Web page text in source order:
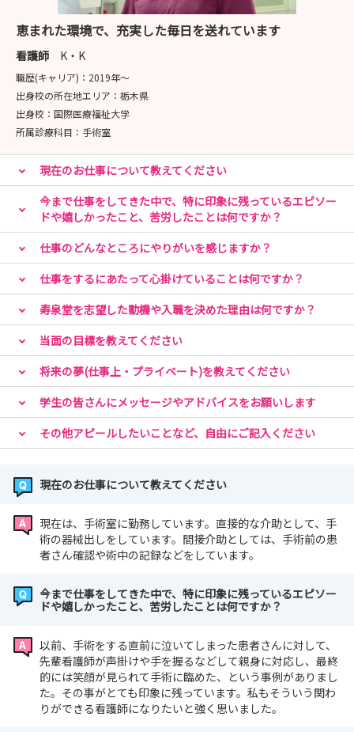
恵まれた環境で、充実した毎日を送れています
看護師 K・K
職歴(キャリア)： 2019年〜
出身校の所在地エリア： 栃木県
出身校： 国際医療福祉大学
所属診療科目： 手術室
現在のお仕事について教えてください
今まで仕事をしてきた中で、特に印象に残っているエピソー
ドや嬉しかったこと、苦労したことは何ですか？
仕事のどんなところにやりがいを感じますか？
仕事をするにあたって心掛けていることは何ですか？
寿泉堂を志望した動機や入職を決めた理由は何ですか？
当面の目標を教えてください
将来の夢(仕事上・プライベート)を教えてください
学生の皆さんにメッセージやアドバイスをお願いします
その他アピールしたいことなど、自由にご記入ください
現在のお仕事について教えてください
現在は、手術室に勤務しています。直接的な介助として、手
術の器械出しをしています。間接介助としては、手術前の患
者さん確認や術中の記録などをしています。
今まで仕事をしてきた中で、特に印象に残っているエピソー
ドや嬉しかったこと、苦労したことは何ですか？
以前、手術をする直前に泣いてしまった患者さんに対して、
先輩看護師が声掛けや手を握るなどして親身に対応し、最終
的には笑顔が見られて手術に臨めた、という事例がありまし
た。その事がとても印象に残っています。私もそういう関わ
りができる看護師になりたいと強く思いました。